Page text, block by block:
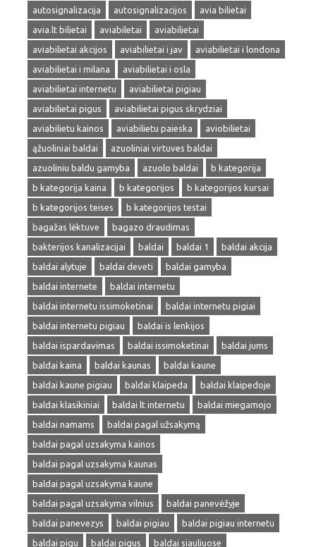
autosignalizacija
autosignalizacijos
avia bilietai
avia.lt bilietai
aviabiletai
aviabilietai
aviabilietai akcijos
aviabilietai i jav
aviabilietai i londona
aviabilietai i milana
aviabilietai i osla
aviabilietai internetu
aviabilietai pigiau
aviabilietai pigus
aviabilietai pigus skrydziai
aviabilietu kainos
aviabilietu paieska
aviobilietai
ąžuoliniai baldai
azuoliniai virtuves baldai
azuoliniu baldu gamyba
azuolo baldai
b kategorija
b kategorija kaina
b kategorijos
b kategorijos kursai
b kategorijos teises
b kategorijos testai
bagažas lėktuve
bagazo draudimas
bakterijos kanalizacijai
baldai baldai 1
baldai akcija
baldai alytuje
baldai deveti
baldai gamyba
baldai internete
baldai internetu
baldai internetu issimoketinai
baldai internetu pigiai
baldai internetu pigiau
baldai is lenkijos
baldai ispardavimas
baldai issimoketinai
baldai jums
baldai kaina
baldai kaunas
baldai kaune
baldai kaune pigiau
baldai klaipeda
baldai klaipedoje
baldai klasikiniai
baldai lt internetu
baldai miegamojo
baldai namams
baldai pagal užsakymą
baldai pagal uzsakyma kainos
baldai pagal uzsakyma kaunas
baldai pagal uzsakyma kaune
baldai pagal uzsakyma vilnius
baldai panevėžyje
baldai panevezys
baldai pigiau
baldai pigiau internetu
baldai pigu
baldai pigus baldai siauliuose